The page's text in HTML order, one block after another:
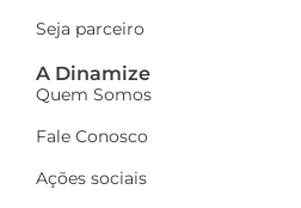
Seja parceiro
A Dinamize
Quem Somos
Fale Conosco
Ações sociais